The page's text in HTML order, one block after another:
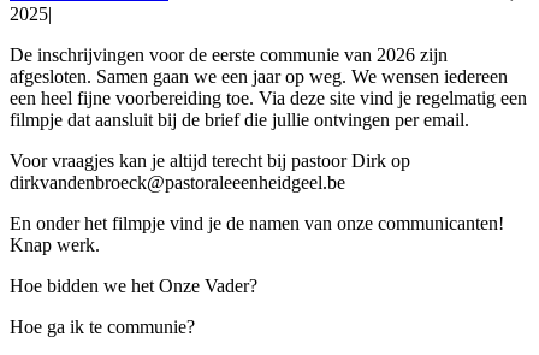
2025|
De inschrijvingen voor de eerste communie van 2026 zijn
afgesloten. Samen gaan we een jaar op weg. We wensen iedereen
een heel fijne voorbereiding toe. Via deze site vind je regelmatig een
filmpje dat aansluit bij de brief die jullie ontvingen per email.
Voor vraagjes kan je altijd terecht bij pastoor Dirk op
dirkvandenbroeck@pastoraleeenheidgeel.be
En onder het filmpje vind je de namen van onze communicanten!
Knap werk.
Hoe bidden we het Onze Vader?
Hoe ga ik te communie?